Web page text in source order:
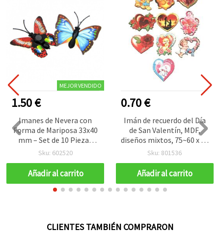
MEJOR VENDIDO
1.50 €
Imanes de Nevera con
Forma de Mariposa 33x40
mm – Set de 10 Piezas
Decorativas con Respaldo
Blanca, Taquilla,
Manualidades y
Decoración del Hogar
Sku: 602520
Añadir al carrito
0.70 €
Imán de recuerdo del Día
de San Valentín, MDF,
diseños mixtos, 75~60 x 50
mm, para manualidades
Sku: 801536
Añadir al carrito
CLIENTES TAMBIÉN COMPRARON